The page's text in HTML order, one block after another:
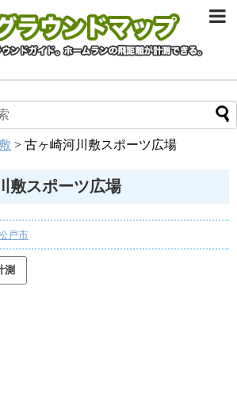
> 古ヶ崎河川敷スポーツ広場
敷スポーツ広場
戸市